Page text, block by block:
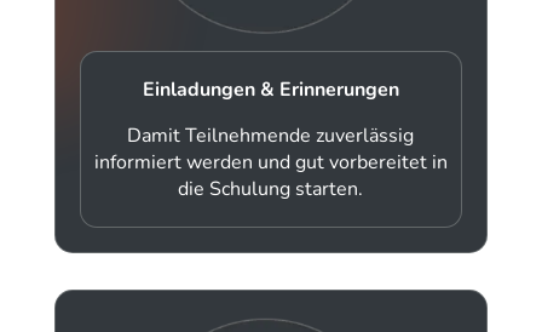
Einladungen & Erinnerungen
Damit Teilnehmende zuverlässig
informiert werden und gut vorbereitet in
die Schulung starten.